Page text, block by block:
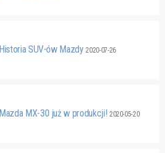
Historia SUV-ów Mazdy2020-07-26
Mazda MX-30 już w produkcji! 2020-05-20